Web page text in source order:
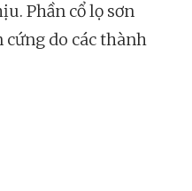
Phần cổ lọ sơn
do các thành